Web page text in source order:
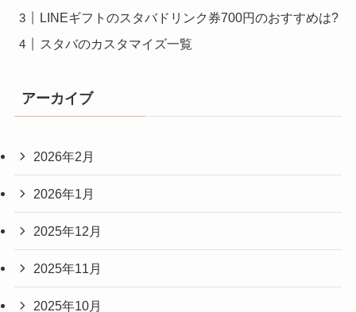
LINEギフトのスタバドリンク券700円のおすすめは?
スタバのカスタマイズ一覧
アーカイブ
2026年2月
2026年1月
2025年12月
2025年11月
2025年10月